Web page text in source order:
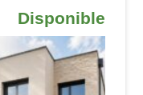
Disponible